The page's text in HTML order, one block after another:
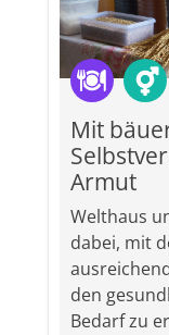
Mit
Armut
Welthaus
dabei, mit
den
Bedarf zu